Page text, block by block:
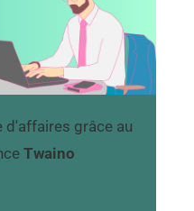
grâce au
Twaino